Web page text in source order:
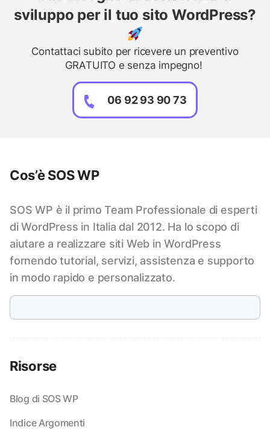
sviluppo per il tuo sito WordPress?
Contattaci subito per ricevere un preventivo
GRATUITO e senza impegno!
06 92 93 90 73
Cos’è SOS WP
SOS WP è il primo Team Professionale di esperti
di WordPress in Italia dal 2012. Ha lo scopo di
aiutare a realizzare siti Web in WordPress
fornendo tutorial, servizi, assistenza e supporto
in modo rapido e personalizzato.
Risorse
Blog di SOS WP
Indice Argomenti